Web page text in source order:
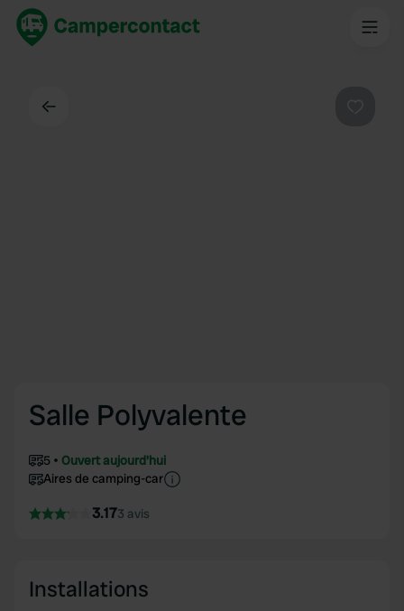
Salle Polyvalente
5
Ouvert aujourd'hui
Aires de camping-car
3.173 avis
Installations